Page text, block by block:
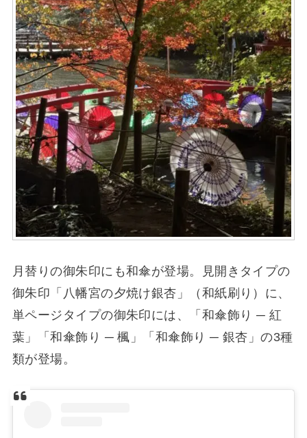
月替りの御朱印にも和傘が登場。見開きタイプの
御朱印「八幡宮の夕焼け銀杏」（和紙刷り）に、
単ページタイプの御朱印には、「和傘飾り ─ 紅
葉」「和傘飾り ─ 楓」「和傘飾り ─ 銀杏」の3種
類が登場。